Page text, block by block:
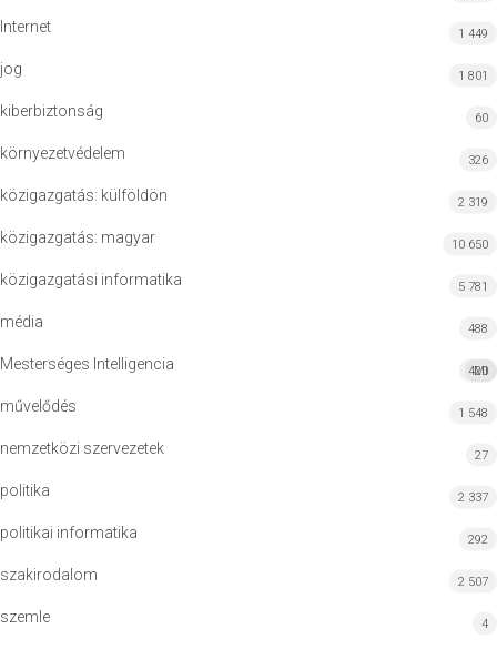
Internet 1 449
jog 1 801
kiberbiztonság 60
környezetvédelem 326
közigazgatás: külföldön 2 319
közigazgatás: magyar 10 650
közigazgatási informatika 5 781
média 488
Mesterséges Intelligencia MI
420
művelődés 1 548
nemzetközi szervezetek 27
politika 2 337
politikai informatika 292
szakirodalom 2 507
szemle 4